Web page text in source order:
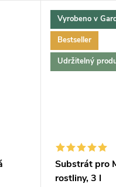
Vyrobeno v
Bestseller
Udržitelný
Substrát pro
rostliny, 3 l